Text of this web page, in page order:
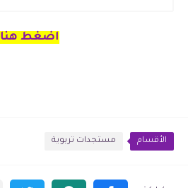
اضغط هنا
الأقسام مستجدات تربوية